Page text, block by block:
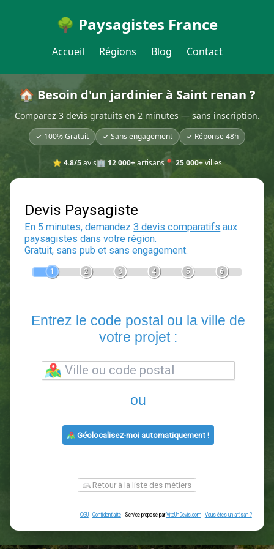
🌳 Paysagistes France
Accueil Régions Blog Contact
🏠 Besoin d'un jardinier à Saint renan ?
Comparez 3 devis gratuits en 2 minutes — sans inscription.
✓ 100% Gratuit ✓ Sans engagement ✓ Réponse 48h
⭐ 4.8/5avis🏢 12 000+artisans📍 25 000+villes
Devis Paysagiste
En 5 minutes, demandez3 devis comparatifs
votre projet :
ou
Géolocalisez-moi automatiquement !